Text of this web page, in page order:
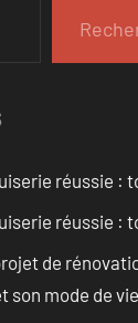
réussie :
réussie :
de
son mode de vie